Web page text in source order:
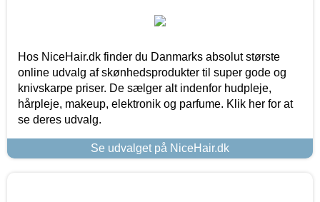
Hos NiceHair.dk finder du Danmarks absolut største
online udvalg af skønhedsprodukter til super gode og
knivskarpe priser. De sælger alt indenfor hudpleje,
hårpleje, makeup, elektronik og parfume. Klik her for at
se deres udvalg.
Se udvalget på NiceHair.dk